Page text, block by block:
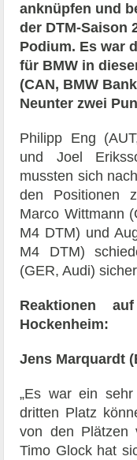
anknüpfen und
der DTM-Saison
Podium. Es war
für BMW in
(CAN, BMW
Neunter zwei
Philipp Eng
und Joel
mussten sich
den Positionen
Marco Wittmann
M4 DTM) und
M4 DTM)
(GER, Audi)
Reaktionen
Hockenheim:
Jens Marquardt
„Es war ein
dritten Platz
von den Plätzen
Timo Glock hat